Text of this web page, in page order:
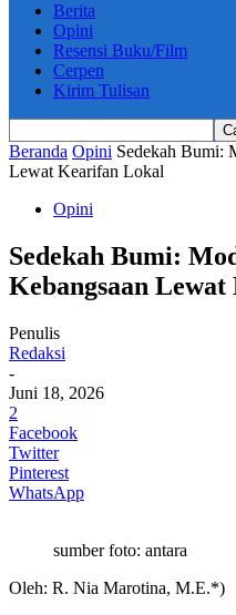
Berita
Opini
Resensi Buku/Film
Cerpen
Kirim Tulisan
Beranda Opini Sedekah Bumi:
Lewat Kearifan Lokal
Opini
Sedekah Bumi:
Kebangsaan
Penulis
Redaksi
-
Juni 18, 2026
2
Facebook
Twitter
Pinterest
WhatsApp
sumber foto: antara
Oleh: R. Nia Marotina, M.E.*)